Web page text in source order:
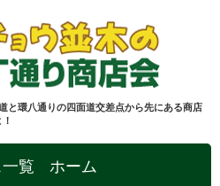
と環八通りの四面道交差点から先にある商店
覧 ホーム